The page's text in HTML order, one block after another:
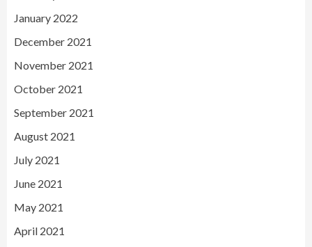
January 2022
December 2021
November 2021
October 2021
September 2021
August 2021
July 2021
June 2021
May 2021
April 2021